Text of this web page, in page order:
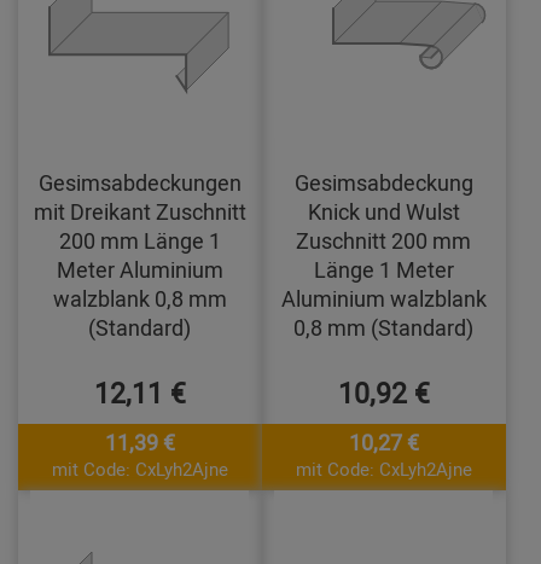
Gesimsabdeckungen
mit Dreikant Zuschnitt
200 mm Länge 1
Meter Aluminium
walzblank 0,8 mm
(Standard)
12,11 €
11,39 €
mit Code: CxLyh2Ajne
Gesimsabdeckung
Knick und Wulst
Zuschnitt 200 mm
Länge 1 Meter
Aluminium walzblank
0,8 mm (Standard)
10,92 €
10,27 €
mit Code: CxLyh2Ajne